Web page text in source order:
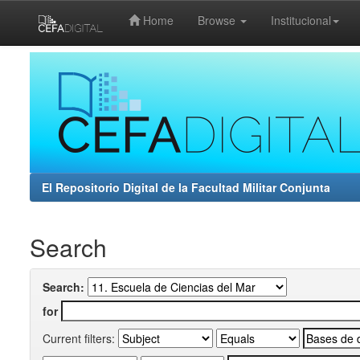
Home Browse Institucional
El Repositorio Digital de la Facultad Militar Conjunta
Search
Search:
for
Current filters: